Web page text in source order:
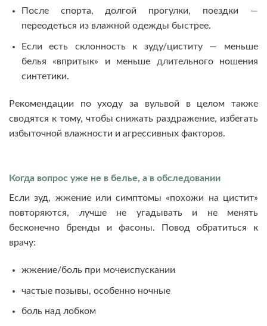
После спорта, долгой прогулки, поездки —
переодеться из влажной одежды быстрее.
Если есть склонность к зуду/циститу — меньше
белья «впритык» и меньше длительного ношения
синтетики.
Рекомендации по уходу за вульвой в целом также
сводятся к тому, чтобы снижать раздражение, избегать
избыточной влажности и агрессивных факторов.
Когда вопрос уже не в белье, а в обследовании
Если зуд, жжение или симптомы «похожи на цистит»
повторяются, лучше не угадывать и не менять
бесконечно бренды и фасоны. Повод обратиться к
врачу:
жжение/боль при мочеиспускании
частые позывы, особенно ночные
боль над лобком